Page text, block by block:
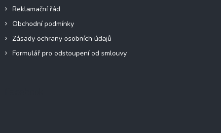
Reklamační řád
Obchodní podmínky
Zásady ochrany osobních údajů
Formulář pro odstoupení od smlouvy